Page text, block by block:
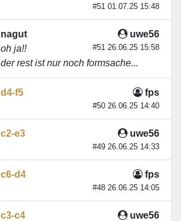
#51 01.07.25 15:48
uwe56
#51 26.06.25 15:58
nagut
oh ja!!
der rest ist nur noch formsache...
fps
#50 26.06.25 14:40
d4-f5
uwe56
#49 26.06.25 14:33
c2-e3
fps
#48 26.06.25 14:05
c6-d4
uwe56
c3-c4